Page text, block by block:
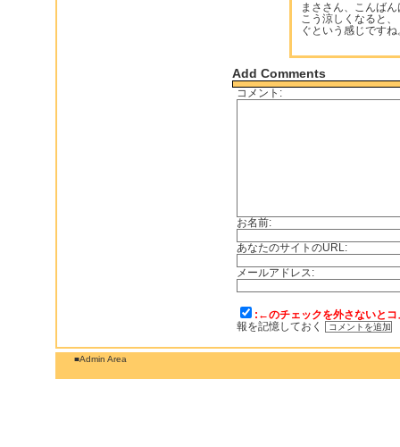
まささん、こんばん
こう涼しくなると
ぐという感じですね
Add Comments
コメント:
お名前:
あなたのサイトのURL:
メールアドレス:
:←のチェックを外さないと
報を記憶しておく
■Admin Area